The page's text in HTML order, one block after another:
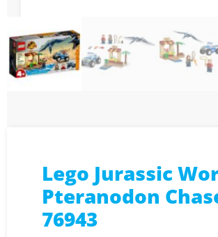
Lego Jurassic
Pteranodon
76943